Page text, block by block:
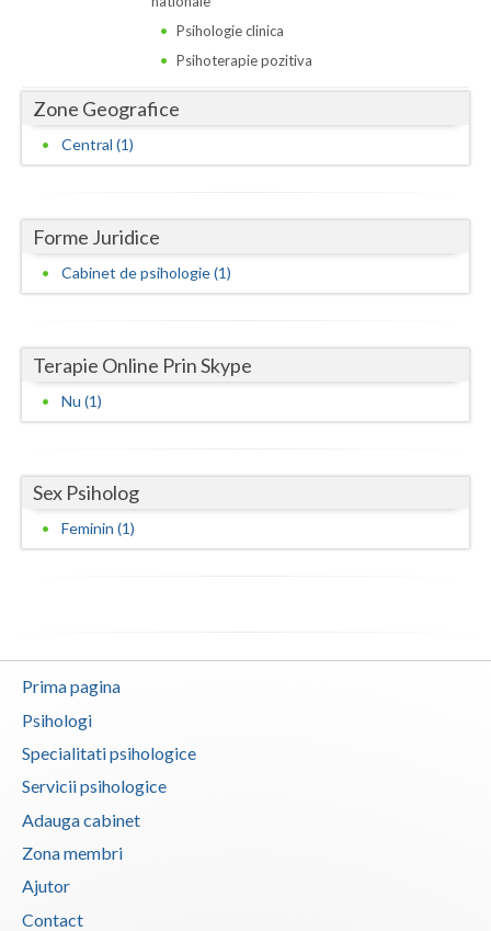
Hunedoara
Iasi
Ilfov
Maramures
Mehedinti
Neamt
Sibiu
Teleorman
Timis
Valcea
Psihologie clinica
Psihoterapie pozitiva
Zone Geografice
Central (1)
Forme Juridice
Cabinet de psihologie (1)
Terapie Online Prin Skype
Nu (1)
Sex Psiholog
Feminin (1)
Prima pagina
Psihologi
Specialitati psihologice
Servicii psihologice
Adauga cabinet
Zona membri
Ajutor
Contact